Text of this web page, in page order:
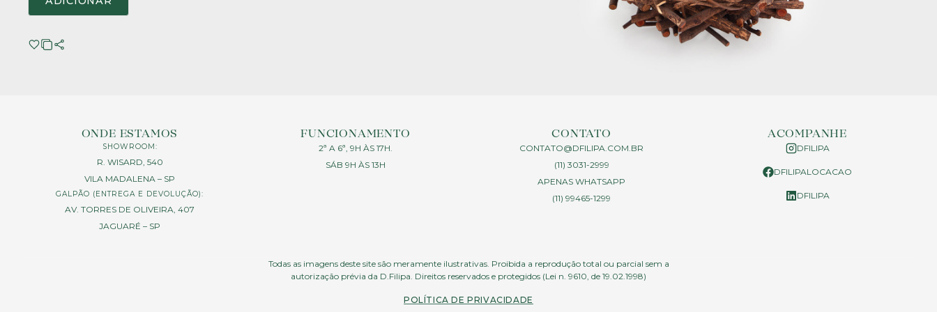
ONDE ESTAMOS
SHOWROOM:
R. WISARD, 540
VILA MADALENA – SP
GALPÃO (ENTREGA E DEVOLUÇÃO):
AV. TORRES DE OLIVEIRA, 407
JAGUARÉ – SP
FUNCIONAMENTO
2ª A 6ª, 9H ÀS 17H.
SÁB 9H ÀS 13H
CONTATO
CONTATO@DFILIPA.COM.BR
(11) 3031-2999
APENAS WHATSAPP
(11) 99465-1299
ACOMPANHE
DFILIPA
DFILIPALOCACAO
DFILIPA
Todas as imagens deste site são meramente ilustrativas. Proibida a reprodução total ou parcial sem a
autorização prévia da D.Filipa. Direitos reservados e protegidos (Lei n. 9610, de 19.02.1998)
POLÍTICA DE PRIVACIDADE